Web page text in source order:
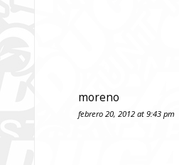
moreno
febrero 20, 2012 at 9:43 pm